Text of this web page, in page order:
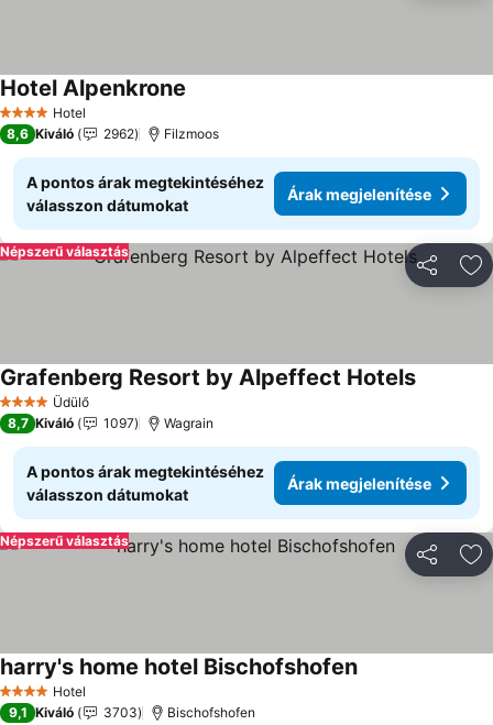
4 KategóriaHotel
Hotel Alpenkrone
8,6 Kiváló 2962 Filzmoos
A pontos árak megtekintéséhez
válasszon dátumokat
Árak megjelenítése
Népszerű választás
4 KategóriaÜdülő
Grafenberg Resort by Alpeffect Hotels
8,7 Kiváló 1097 Wagrain
A pontos árak megtekintéséhez
válasszon dátumokat
Árak megjelenítése
Népszerű választás
4 KategóriaHotel
harry's home hotel Bischofshofen
9,1 Kiváló 3703 Bischofshofen